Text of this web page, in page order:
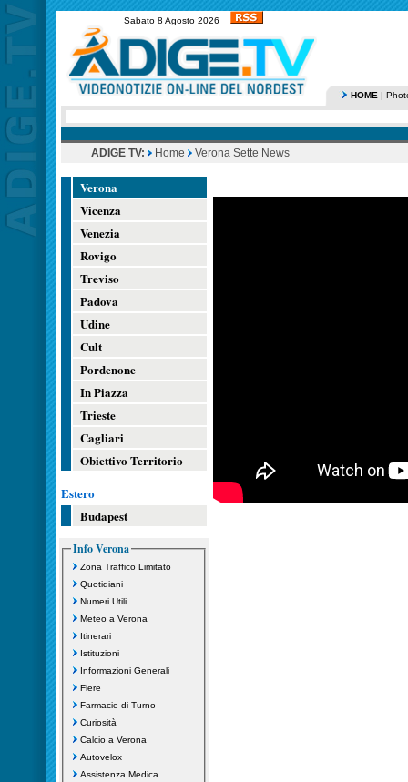
Sabato 8 Agosto 2026
HOME |
ADIGE TV: Home Verona Sette News
Verona
Vicenza
Venezia
Rovigo
Treviso
Padova
Udine
Cult
Pordenone
In Piazza
Trieste
Cagliari
Obiettivo Territorio
Estero
Budapest
Info Verona
Zona Traffico Limitato
Quotidiani
Numeri Utili
Meteo a Verona
Itinerari
Istituzioni
Informazioni Generali
Fiere
Farmacie di Turno
Curiosità
Calcio a Verona
Autovelox
Assistenza Medica